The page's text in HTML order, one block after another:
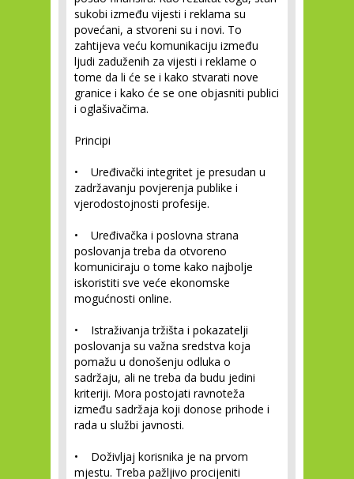
sukobi između vijesti i reklama su
povećani, a stvoreni su i novi. To
zahtijeva veću komunikaciju između
ljudi zaduženih za vijesti i reklame o
tome da li će se i kako stvarati nove
granice i kako će se one objasniti publici
i oglašivačima.
Principi
• Uređivački integritet je presudan u
zadržavanju povjerenja publike i
vjerodostojnosti profesije.
• Uređivačka i poslovna strana
poslovanja treba da otvoreno
komuniciraju o tome kako najbolje
iskoristiti sve veće ekonomske
mogućnosti online.
• Istraživanja tržišta i pokazatelji
poslovanja su važna sredstva koja
pomažu u donošenju odluka o
sadržaju, ali ne treba da budu jedini
kriteriji. Mora postojati ravnoteža
između sadržaja koji donose prihode i
rada u službi javnosti.
• Doživljaj korisnika je na prvom
mjestu. Treba pažljivo procijeniti